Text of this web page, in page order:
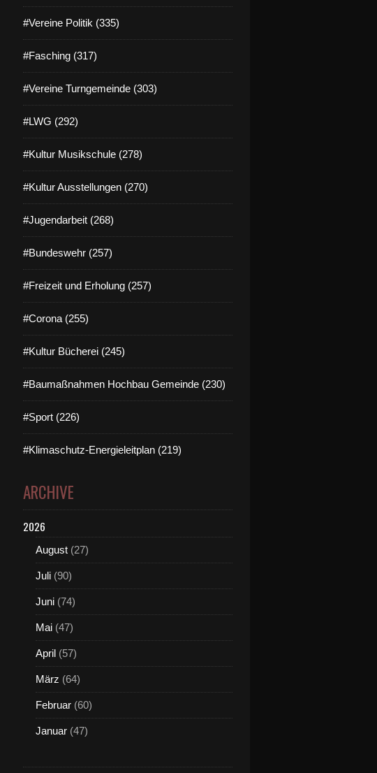
#Vereine Politik (335)
#Fasching (317)
#Vereine Turngemeinde (303)
#LWG (292)
#Kultur Musikschule (278)
#Kultur Ausstellungen (270)
#Jugendarbeit (268)
#Bundeswehr (257)
#Freizeit und Erholung (257)
#Corona (255)
#Kultur Bücherei (245)
#Baumaßnahmen Hochbau Gemeinde (230)
#Sport (226)
#Klimaschutz-Energieleitplan (219)
ARCHIVE
2026
August (27)
Juli (90)
Juni (74)
Mai (47)
April (57)
März (64)
Februar (60)
Januar (47)